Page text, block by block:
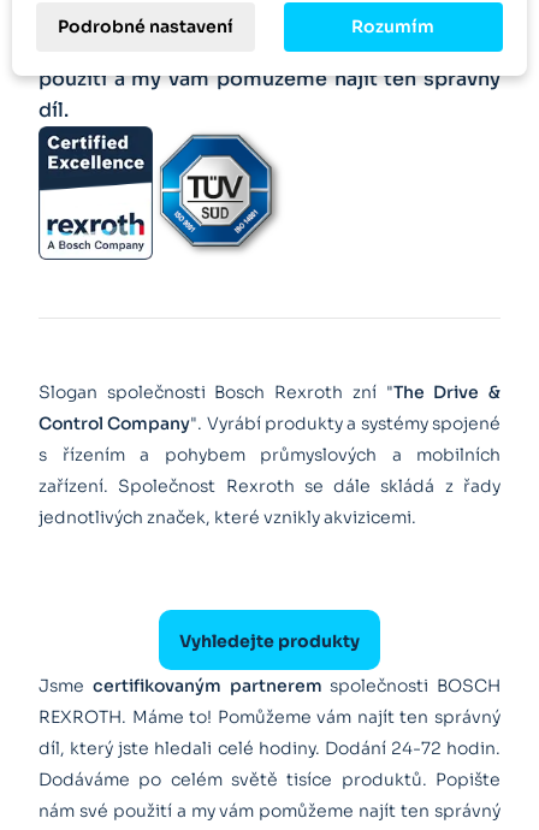
hodiny. Dodání 24-72 hodin. Dodáváme po
celém světě tisíce produktů. Popište nám své
použití a my vám pomůžeme najít ten správný
díl.
Slogan společnosti Bosch Rexroth zní "The Drive &
Control Company". Vyrábí produkty a systémy spojené
s řízením a pohybem průmyslových a mobilních
zařízení. Společnost Rexroth se dále skládá z řady
jednotlivých značek, které vznikly akvizicemi.
Vyhledejte produkty
Jsme certifikovaným partnerem společnosti BOSCH
REXROTH. Máme to! Pomůžeme vám najít ten správný
díl, který jste hledali celé hodiny. Dodání 24-72 hodin.
Dodáváme po celém světě tisíce produktů. Popište
nám své použití a my vám pomůžeme najít ten správný
Podrobné nastavení Rozumím